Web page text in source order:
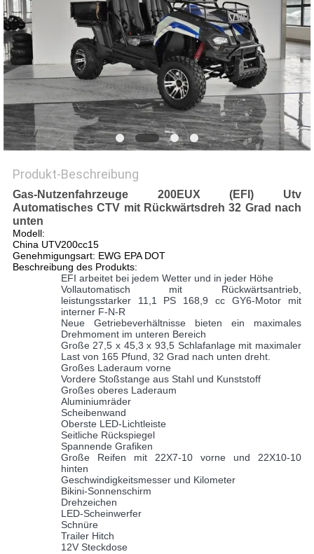
Produkt-Beschreibung
Gas-Nutzenfahrzeuge 200EUX (EFI) Utv
Automatisches CTV mit Rückwärtsdreh 32 Grad nach
unten
Modell:
China UTV200cc15
Genehmigungsart: EWG EPA DOT
Beschreibung des Produkts:
EFI arbeitet bei jedem Wetter und in jeder Höhe
Vollautomatisch mit Rückwärtsantrieb,
leistungsstarker 11,1 PS 168,9 cc GY6-Motor mit
interner F-N-R
Neue Getriebeverhältnisse bieten ein maximales
Drehmoment im unteren Bereich
Große 27,5 x 45,3 x 93,5 Schlafanlage mit maximaler
Last von 165 Pfund, 32 Grad nach unten dreht.
Großes Laderaum vorne
Vordere Stoßstange aus Stahl und Kunststoff
Großes oberes Laderaum
Aluminiumräder
Scheibenwand
Oberste LED-Lichtleiste
Seitliche Rückspiegel
Spannende Grafiken
Große Reifen mit 22X7-10 vorne und 22X10-10
hinten
Geschwindigkeitsmesser und Kilometer
Bikini-Sonnenschirm
Drehzeichen
LED-Scheinwerfer
Schnüre
Trailer Hitch
12V Steckdose